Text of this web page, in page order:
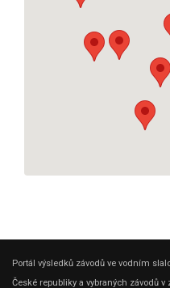
Portál výsledků závodů ve vodním
České republiky a vybraných závodů